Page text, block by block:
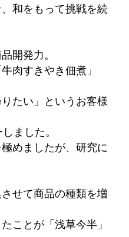
和をもって挑戦を続
開発力。
肉すきやき佃煮」
たい」というお客様
ました。
めましたが、研究に
せて商品の種類を増
ことが「浅草今半」